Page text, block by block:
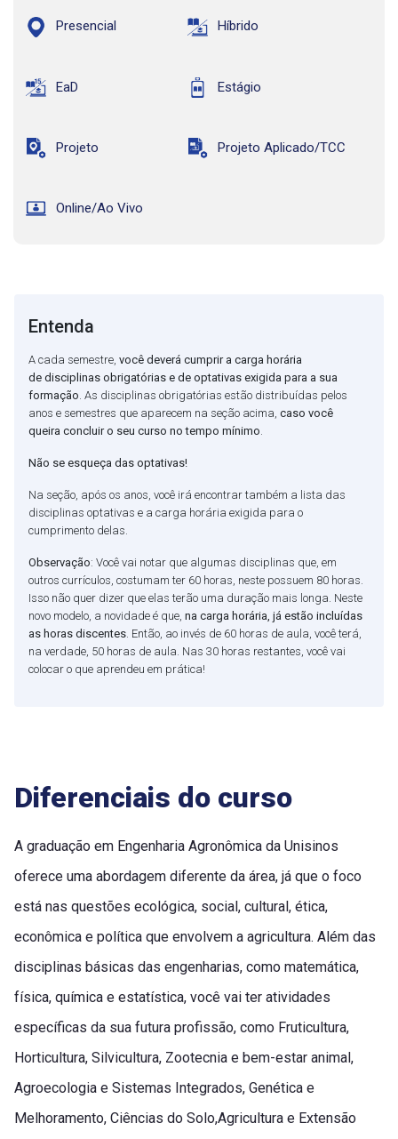
Presencial Híbrido
EaD Estágio
Projeto Projeto Aplicado/TCC
Online/Ao Vivo
Entenda
A cada semestre, você deverá cumprir a carga horária
de disciplinas obrigatórias e de optativas exigida para a sua
formação. As disciplinas obrigatórias estão distribuídas pelos
anos e semestres que aparecem na seção acima, caso você
queira concluir o seu curso no tempo mínimo.
Não se esqueça das optativas!
Na seção, após os anos, você irá encontrar também a lista das
disciplinas optativas e a carga horária exigida para o
cumprimento delas.
Observação: Você vai notar que algumas disciplinas que, em
outros currículos, costumam ter 60 horas, neste possuem 80 horas.
Isso não quer dizer que elas terão uma duração mais longa. Neste
novo modelo, a novidade é que, na carga horária, já estão incluídas
as horas discentes. Então, ao invés de 60 horas de aula, você terá,
na verdade, 50 horas de aula. Nas 30 horas restantes, você vai
colocar o que aprendeu em prática!
Diferenciais do curso
A graduação em Engenharia Agronômica da Unisinos
oferece uma abordagem diferente da área, já que o foco
está nas questões ecológica, social, cultural, ética,
econômica e política que envolvem a agricultura. Além das
disciplinas básicas das engenharias, como matemática,
física, química e estatística, você vai ter atividades
específicas da sua futura profissão, como Fruticultura,
Horticultura, Silvicultura, Zootecnia e bem-estar animal,
Agroecologia e Sistemas Integrados, Genética e
Melhoramento, Ciências do Solo,Agricultura e Extensão